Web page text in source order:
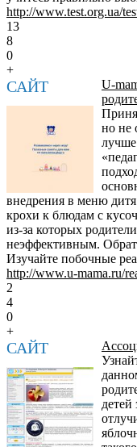
http://www.test.org.ua/
13
8
0
+
САЙТ
U-
но не
лучше
внедрения в меню
крохи к блюдам с
из-за которых
неэффективным.
Изучайте побочные
http://www.u-mama.ru/
2
4
0
+
САЙТ